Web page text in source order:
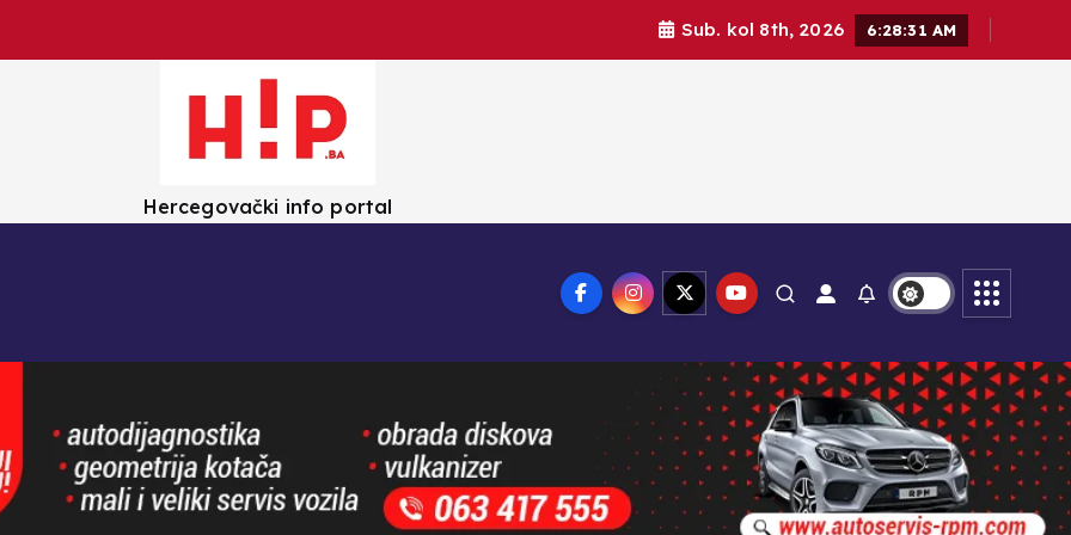
Sub. kol 8th, 2026 6:28:33 AM
Hercegovački info portal